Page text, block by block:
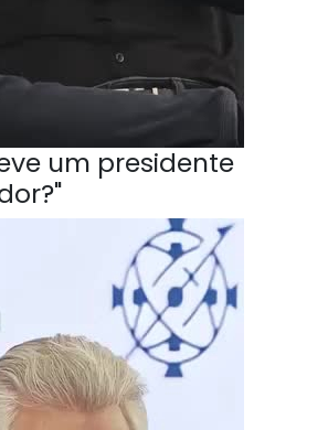
um presidente